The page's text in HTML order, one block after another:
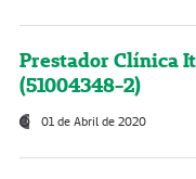
Prestador Clínica
(51004348-2)
01 de Abril de 2020